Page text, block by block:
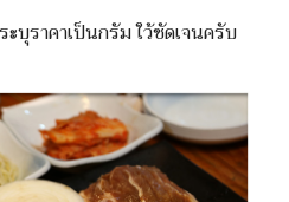
บุราคาเป็นกรัม ใว้ชัดเจนครับ